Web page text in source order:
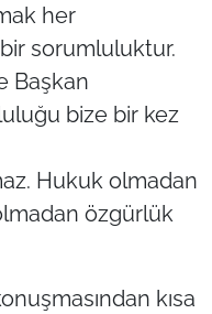
her
sorumluluktur.
Başkan
bize bir kez
Hukuk olmadan
özgürlük
kısa